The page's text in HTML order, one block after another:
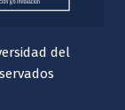
del